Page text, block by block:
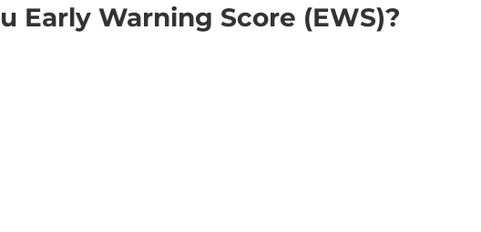
Early Warning Score (EWS)?